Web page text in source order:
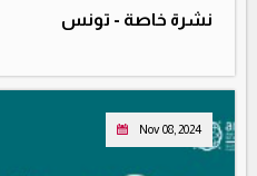
نشرة خاصة - تونس
Nov 08, 2024